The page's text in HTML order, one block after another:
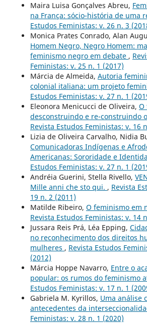
Maira Luisa Gonçalves Abreu,
na França: sócio-história de uma
Estudos Feministas: v. 26 n. 3
Monica Prates Conrado, Alan
Homem Negro, Negro Homem:
feminismo negro em debate ,
Feministas: v. 25 n. 1 (2017)
Márcia de Almeida, Autoria
colonial italiana: um projeto
Estudos Feministas: v. 27 n. 1
Eleonora Menicucci de Oliveira, O
desconstruindo e re-construindo
Revista Estudos Feministas: v. 16
Lizia de Oliveira Carvalho, Nidia
Comunicadoras Indígenas e
Americanas: Sororidade e
Estudos Feministas: v. 27 n. 1
Andréia Guerini, Stella Rivello,
Mille anni che sto qui. , Revista
19 n. 2 (2011)
Matilde Ribeiro, O feminismo em
Revista Estudos Feministas: v. 14
Jussara Reis Prá, Léa Epping,
no reconhecimento dos direitos
mulheres , Revista Estudos
(2012)
Márcia Hoppe Navarro, Entre o
popular: os rumos do feminismo
Estudos Feministas: v. 17 n. 1
Gabriela M. Kyrillos, Uma análise
antecedentes da
Feministas: v. 28 n. 1 (2020)